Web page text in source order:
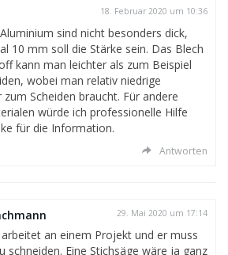
18. Februar 2020 um 10:36
sind nicht besonders dick,
10 mm soll die Stärke sein. Das Blech
kann man leichter als zum Beispiel
wobei man relativ niedrige
Scheiden braucht. Für andere
würde ich professionelle Hilfe
für die Information.
Antworten
29. Mai 2020 um 17:14
an einem Projekt und er muss
schneiden. Eine Stichsäge wäre ja ganz